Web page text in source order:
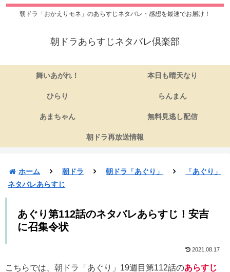
朝ドラ「おかえりモネ」のあらすじネタバレ・感想を最速でお届け！
朝ドラあらすじネタバレ倶楽部
舞いあがれ！ 本日も晴天なり
ひらり らんまん
あまちゃん 無料見逃し配信
朝ドラ再放送情報
ホーム 朝ドラ 朝ドラ「あぐり」
「あぐり」
ネタバレあらすじ
あぐり第112話のネタバレあらすじ！安吉
に召集令状
2021.08.17
こちらでは、朝ドラ「あぐり」19週目第112話のあらすじ